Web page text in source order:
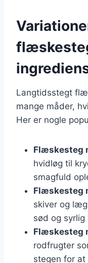
Langtidsstegt
mange måder,
Her er nogle
Flæskesteg
hvidløg til
smagfuld
Flæskesteg
skiver og
sød og syrlig
Flæskesteg
rodfrugter
stegen for